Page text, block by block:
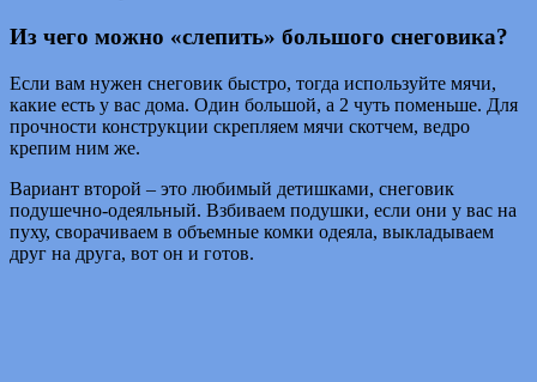
Из чего можно «слепить» большого снеговика?
Если вам нужен снеговик быстро, тогда используйте мячи,
какие есть у вас дома. Один большой, а 2 чуть поменьше. Для
прочности конструкции скрепляем мячи скотчем, ведро
крепим ним же.
Вариант второй – это любимый детишками, снеговик
подушечно-одеяльный. Взбиваем подушки, если они у вас на
пуху, сворачиваем в объемные комки одеяла, выкладываем
друг на друга, вот он и готов.